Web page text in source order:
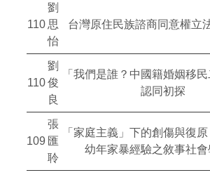
110
劉
思
怡
台灣原住民族諮商同意權立
110
劉
俊
良
「我們是誰？中國籍婚姻移
認同初探
109
張
匯
聆
「家庭主義」下的創傷與復
幼年家暴經驗之敘事社